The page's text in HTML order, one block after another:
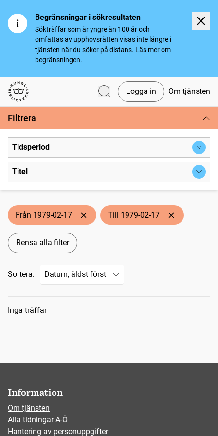
Begränsningar i sökresultaten
Sökträffar som är yngre än 100 år och
omfattas av upphovsrätten visas inte längre i
tjänsten när du söker på distans. Läs mer om
begränsningen.
Svenska tidningar
Logga in Om tjänsten
Filtrera
Tidsperiod
Titel
Från 1979-02-17 Till 1979-02-17
Rensa alla filter
Sortera:
Sökresultat
Inga träffar
Information
Om tjänsten
Alla tidningar A-Ö
Hantering av personuppgifter